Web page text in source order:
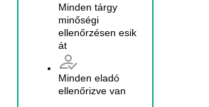
Minden tárgy
minőségi
ellenőrzésen esik
át
Minden eladó
ellenőrizve van